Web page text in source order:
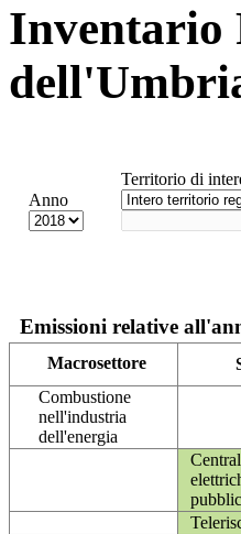
Inventario
Anno
Territorio di
Emissioni relative
Macrosettore
Combustione
nell'industria
dell'energia